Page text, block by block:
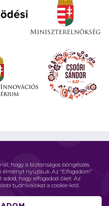
hogy a biztonságos böngészés
nyújtsuk. Az “Elfogadom”
hogy elfogadod őket. Az
tudnivalókat a cookie-król.
elvek Jogi nyilatkozat